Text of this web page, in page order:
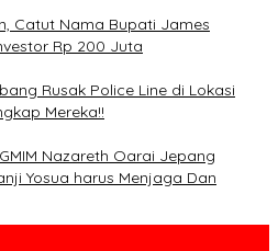
Catut Nama Bupati James
Rp 200 Juta
Rusak Police Line di Lokasi
Mereka!!
Nazareth Oarai Jepang
Yosua harus Menjaga Dan